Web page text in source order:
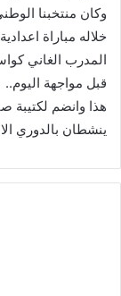
وكان منتخبنا
خلاله مباراة
المدرب الغاني
قبل مواجهة اليوم..
هذا وانضم لكتيبة
ينشطان بالدوري